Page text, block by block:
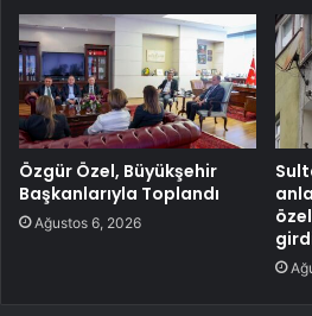
Özgür Özel, Büyükşehir
Başkanlarıyla Toplandı
Ağustos 6, 2026